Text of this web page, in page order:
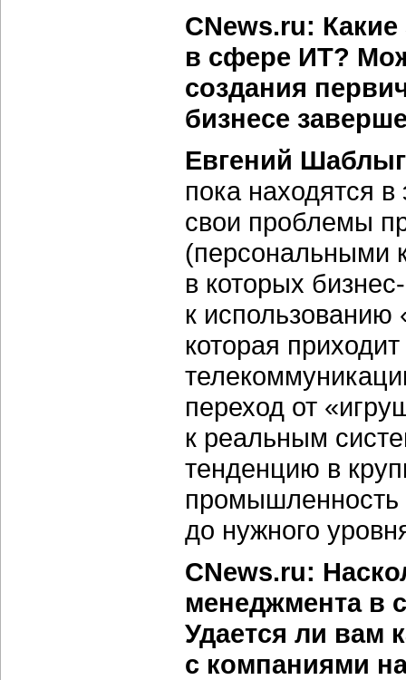
CNews.ru:
в сфере ИТ?
создания
бизнесе
Евгений
пока находятся
свои проблемы
(персональными
в которых
к использованию
которая
переход от
к реальным
тенденцию в
до нужного
CNews.ru:
менеджмента в
Удается ли вам
с компаниями